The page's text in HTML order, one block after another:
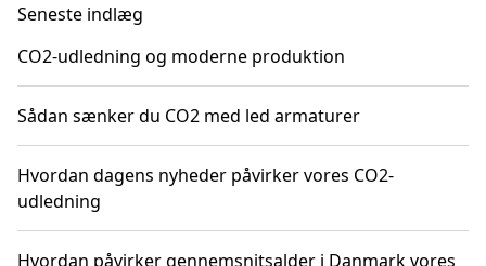
Seneste indlæg
CO2-udledning og moderne produktion
Sådan sænker du CO2 med led armaturer
Hvordan dagens nyheder påvirker vores CO2-
udledning
Hvordan påvirker gennemsnitsalder i Danmark vores